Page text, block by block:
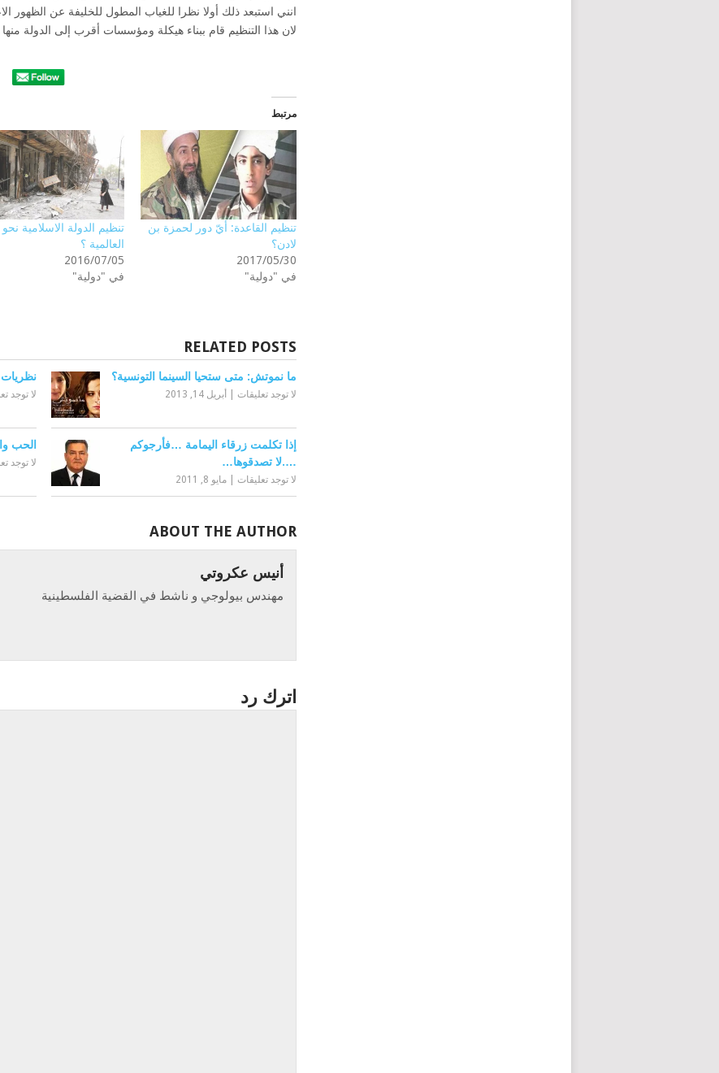
انني استبعد ذلك أولا نظرا للغياب المطول للخليفة عن الظهور
لان هذا التنظيم قام ببناء هيكلة ومؤسسات أقرب إلى الدولة
مرتبط
تنظيم القاعدة: أيّ دور لحمزة بن
لادن؟
2017/05/30
في "دولية"
تنظيم الدولة الاسلامية نحو
العالمية ؟
2016/07/05
في "دولية"
RELATED POSTS
نظريات
لا توجد
ما نموتش: متى ستحيا السينما التونسية؟
لا توجد تعليقات أبريل 14, 2013
الحب
لا توجد
إذا تكلمت زرقاء اليمامة …فأرجوكم
….لا تصدقوها…
لا توجد تعليقات مايو 8, 2011
ABOUT THE AUTHOR
أنيس عكروتي
مهندس بيولوجي و ناشط في القضية الفلسطينية
اترك رد